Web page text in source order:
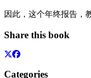
因此，这个年终报告，
Share this book
Categories